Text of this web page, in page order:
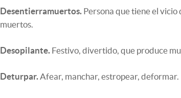
Desentierramuertos. Persona que tiene el
muertos.
Desopilante. Festivo, divertido, que produce
Deturpar.Afear, manchar, estropear, deformar.